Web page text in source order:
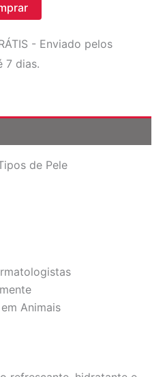
- Enviado pelos
7 dias.
de Pele
Animais